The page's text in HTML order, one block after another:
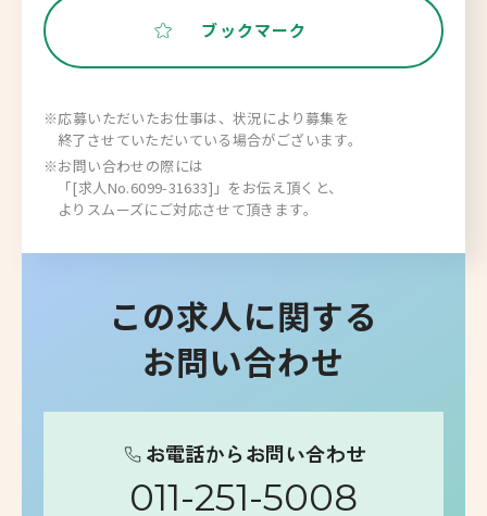
ブックマーク
※応募いただいたお仕事は、状況により募集を
終了させていただいている場合がございます。
※お問い合わせの際には
「[求人No.6099-31633]」をお伝え頂くと、
よりスムーズにご対応させて頂きます。
この求人に関する
お問い合わせ
お電話からお問い合わせ
011-251-5008